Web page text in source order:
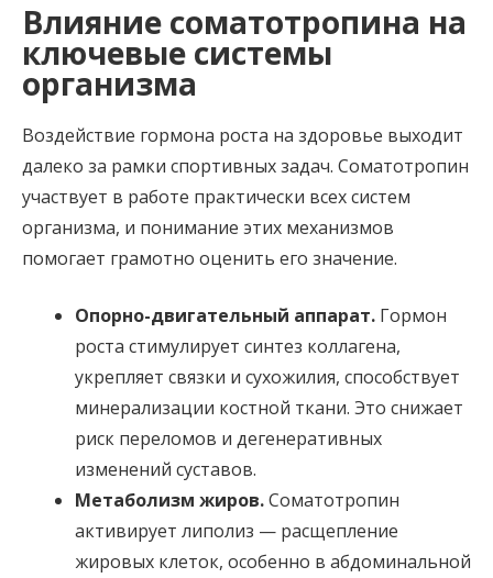
Влияние соматотропина на
ключевые системы
организма
Воздействие гормона роста на здоровье выходит
далеко за рамки спортивных задач. Соматотропин
участвует в работе практически всех систем
организма, и понимание этих механизмов
помогает грамотно оценить его значение.
Опорно-двигательный аппарат. Гормон
роста стимулирует синтез коллагена,
укрепляет связки и сухожилия, способствует
минерализации костной ткани. Это снижает
риск переломов и дегенеративных
изменений суставов.
Метаболизм жиров.Соматотропин
активирует липолиз — расщепление
жировых клеток, особенно в абдоминальной